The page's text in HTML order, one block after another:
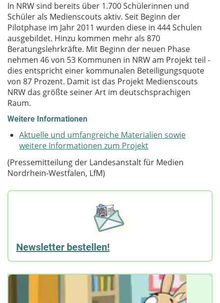
In NRW sind bereits über 1.700 Schülerinnen und
Schüler als Medienscouts aktiv. Seit Beginn der
Pilotphase im Jahr 2011 wurden diese in 444 Schulen
ausgebildet. Hinzu kommen mehr als 870
Beratungslehrkräfte. Mit Beginn der neuen Phase
nehmen 46 von 53 Kommunen in NRW am Projekt teil -
dies entspricht einer kommunalen Beteiligungsquote
von 87 Prozent. Damit ist das Projekt Medienscouts
NRW das größte seiner Art im deutschsprachigen
Raum.
Weitere Informationen
Aktuelle und umfangreiche Materialien sowie
weitere Informationen zum Projekt
(Pressemitteilung der Landesanstalt für Medien
Nordrhein-Westfalen, LfM)
Newsletter bestellen!